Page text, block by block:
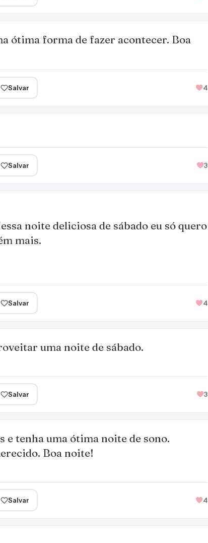
ótima forma de fazer acontecer. Boa
Salvar 4
Salvar 3
noite deliciosa de sábado eu só quero
mais.
Salvar 4
uma noite de sábado.
Salvar 3
e tenha uma ótima noite de sono.
Boa noite!
Salvar 4